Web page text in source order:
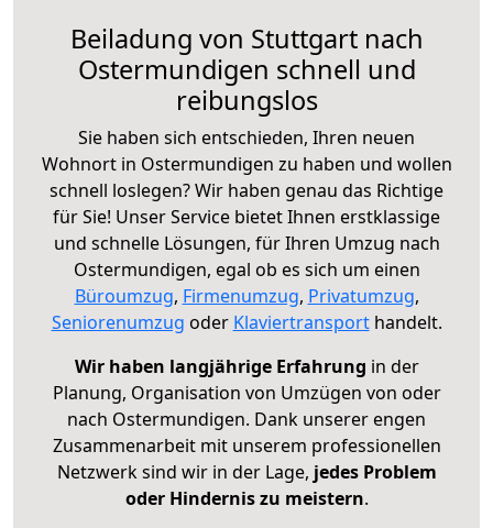
Beiladung von Stuttgart nach
Ostermundigen schnell und
reibungslos
Sie haben sich entschieden, Ihren neuen
Wohnort in Ostermundigen zu haben und wollen
schnell loslegen? Wir haben genau das Richtige
für Sie! Unser Service bietet Ihnen erstklassige
und schnelle Lösungen, für Ihren Umzug nach
Ostermundigen, egal ob es sich um einen
Büroumzug, Firmenumzug, Privatumzug,
Seniorenumzug oder Klaviertransporthandelt.
Wir haben langjährige Erfahrung in der
Planung, Organisation von Umzügen von oder
nach Ostermundigen. Dank unserer engen
Zusammenarbeit mit unserem professionellen
Netzwerk sind wir in der Lage, jedes Problem
oder Hindernis zu meistern.